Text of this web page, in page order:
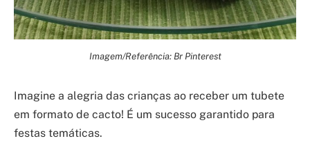
Imagem/Referência: Br Pinterest
Imagine a alegria das crianças ao receber um tubete
em formato de cacto! É um sucesso garantido para
festas temáticas.